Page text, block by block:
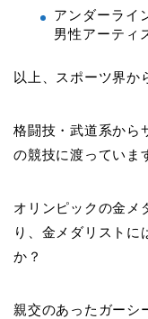
アンダーライ
男性アーティ
以上、スポーツ界か
格闘技・武道系から
の競技に渡っていま
オリンピックの金メ
り、金メダリストに
か？
親交のあったガーシ